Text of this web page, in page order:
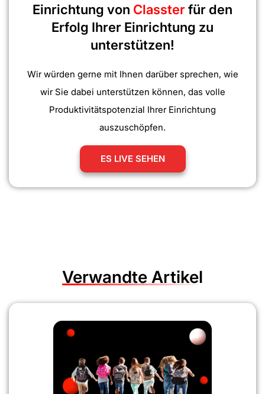
Einrichtung von Classterfür den
Erfolg Ihrer Einrichtung zu
unterstützen!
Wir würden gerne mit Ihnen darüber sprechen, wie
wir Sie dabei unterstützen können, das volle
Produktivitätspotenzial Ihrer Einrichtung
auszuschöpfen.
ES LIVE SEHEN
Verwandte Artikel